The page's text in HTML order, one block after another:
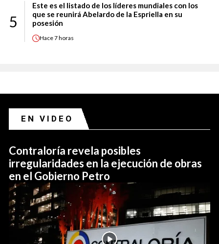
5
Este es el listado de los líderes mundiales con los
que se reunirá Abelardo de la Espriella en su
posesión
Hace7 horas
EN VIDEO
Contraloría revela posibles
irregularidades en la ejecución de obras
en el Gobierno Petro